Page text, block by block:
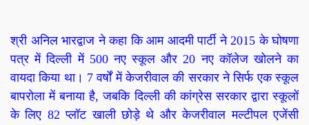
श्री अनिल भारद्वाज ने कहा कि आम आदमी पार्टी ने 2015के घोषणा
पत्र में दिल्ली में 500नए स्कूल और 20नए कॉलेज खोलने का
वायदा किया था। 7वर्षों में केजरीवाल की सरकार ने सिर्फ एक स्कूल
बापरोला में बनाया है,जबकि दिल्ली की कांग्रेस सरकार द्वारा स्कूलों
के लिए 82प्लॉट खाली छोड़े थे और केजरीवाल मल्टीपल एजेंसी